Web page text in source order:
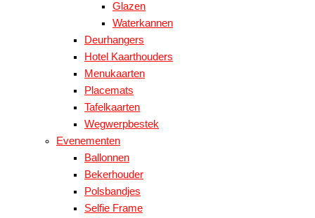
Glazen
Waterkannen
Deurhangers
Hotel Kaarthouders
Menukaarten
Placemats
Tafelkaarten
Wegwerpbestek
Evenementen
Ballonnen
Bekerhouder
Polsbandjes
Selfie Frame